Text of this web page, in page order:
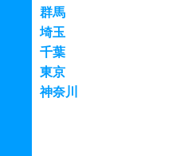
群馬
埼玉
千葉
東京
神奈川